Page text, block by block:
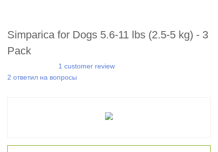
Simparica for Dogs 5.6-11 lbs (2.5-5 kg) - 3
Pack
1 customer review
2 ответил на вопросы